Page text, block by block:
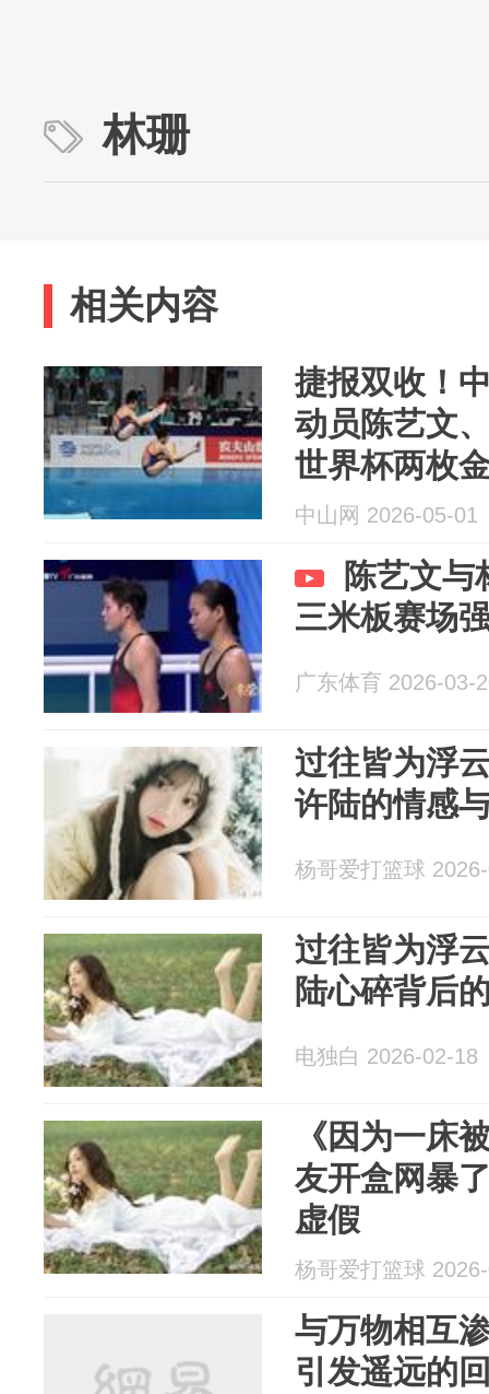
林珊
相关内容
捷报双收！
动员陈艺文
世界杯两枚
中山网 2026-05-01
陈艺文与
三米板赛场
广东体育 2026-03-
过往皆为浮
许陆的情感
杨哥爱打篮球
过往皆为浮
陆心碎背后
电独白 2026-02-18
《因为一床
友开盒网暴
虚假
杨哥爱打篮球
与万物相互
引发遥远的